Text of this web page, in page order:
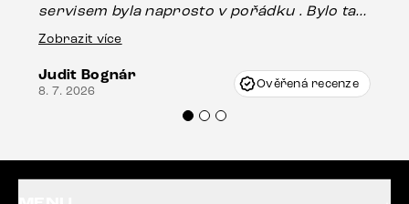
servisem byla naprosto v pořádku . Bylo tam
drobné poškození u nohy stolu, které mohlo
Vincze mi velmi korektně vyšli vstříc.
Doporučuji produkty Delife všem.“
Zobrazit více
Judit Bognár
8. 7. 2026 Ověřená recenze